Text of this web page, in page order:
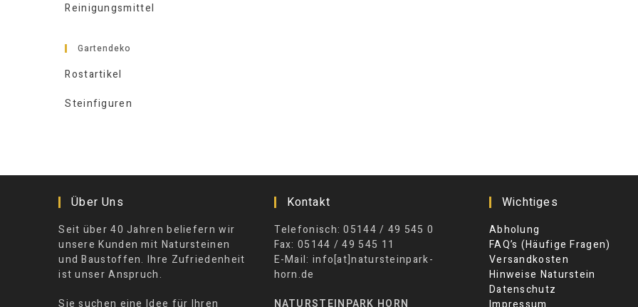
Reinigungsmittel
Gartendeko
Rostartikel
Steinfiguren
Über Uns
Seit über 40 Jahren beliefern wir
unsere Kunden mit Natursteinen
und Baustoffen. Ihre Zufriedenheit
ist unser Anspruch.
Sie suchen eine Idee für Ihren
Kontakt
Telefonisch: 05144 / 49 545 0
Fax: 05144 / 49 545 11
E-Mail: info[at]natursteinpark-
horn.de
NATURSTEINPARK HORN
Wichtiges
Abholung
FAQ’s (Häufige Fragen)
Versandkosten
Hinweise Naturstein
Datenschutz